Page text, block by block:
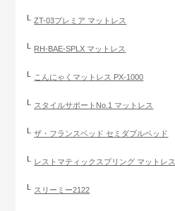
ZT-03プレミア マットレス
RH-BAE-SPLX マットレス
こんにゃくマットレス PX-1000
スタイルサポートNo.1 マットレス
ザ・フランスベッド セミダブルベッド
レストマティックスプリング マットレス
スリーミー2122